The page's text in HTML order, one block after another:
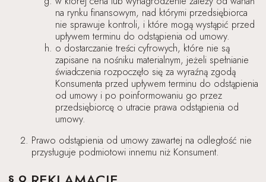
na rynku finansowym, nad którymi przedsiębiorca
nie sprawuje kontroli, i które mogą wystąpić przed
upływem terminu do odstąpienia od umowy.
o dostarczanie treści cyfrowych, które nie są
zapisane na nośniku materialnym, jeżeli spełnianie
świadczenia rozpoczęło się za wyraźną zgodą
Konsumenta przed upływem terminu do odstąpienia
od umowy i po poinformowaniu go przez
przedsiębiorcę o utracie prawa odstąpienia od
umowy.
Prawo odstąpienia od umowy zawartej na odległość nie
przysługuje podmiotowi innemu niż Konsument.